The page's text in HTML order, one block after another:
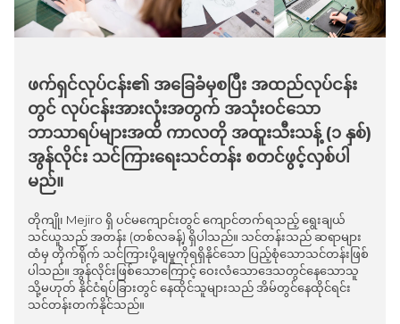
ဖက်ရှင်လုပ်ငန်း၏ အခြေခံမှစပြီး အထည်လုပ်ငန်း
တွင် လုပ်ငန်းအားလုံးအတွက် အသုံးဝင်သော
ဘာသာရပ်များအထိ ကာလတို အထူးသီးသန့် (၁ နှစ်)
အွန်လိုင်း သင်ကြားရေးသင်တန်း စတင်ဖွင့်လှစ်ပါ
မည်။
တိုကျို၊ Mejiro ရှိ ပင်မကျောင်းတွင် ကျောင်တက်ရသည့် ရွေးချယ်
သင်ယူသည် အတန်း (တစ်လခန့်) ရှိပါသည်။ သင်တန်းသည် ဆရာများ
ထံမှ တိုက်ရိုက် သင်ကြားပို့ချမှုကိုရရှိနိုင်သော ပြည့်စုံသောသင်တန်းဖြစ်
ပါသည်။ အွန်လိုင်းဖြစ်သောကြောင့် ဝေးလံသောဒေသတွင်နေသောသူ
သို့မဟုတ် နိုင်ငံရပ်ခြားတွင် နေထိုင်သူများသည် အိမ်တွင်နေထိုင်ရင်း
သင်တန်းတက်နိုင်သည်။